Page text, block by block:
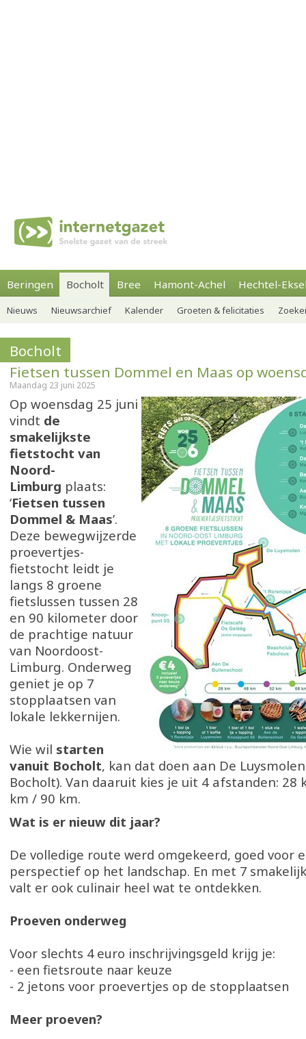
Beringen Bocholt Bree Hamont-Achel Hechtel-
Nieuws Nieuwsarchief Kalender Groeten & felicitaties
Bocholt
Fietsen tussen Dommel en Maas op
Maandag 23 juni 2025
Op woensdag 25 juni
vindt de
smakelijkste
fietstocht van
Noord-
Limburg plaats:
‘Fietsen tussen
Dommel & Maas’.
Deze bewegwijzerde
proevertjes-
fietstocht leidt je
langs 8 groene
fietslussen tussen 28
en 90 kilometer door
de prachtige natuur
van Noordoost-
Limburg. Onderweg
geniet je op 7
stopplaatsen van
lokale lekkernijen.
Wie wil starten
vanuit Bocholt, kan dat doen aan De
Bocholt). Van daaruit kies je uit 4 afstanden: 28
km / 90 km.
Wat is er nieuw dit jaar?
De volledige route werd omgekeerd, goed voor
perspectief op het landschap. En met 7
valt er ook culinair heel wat te ontdekken.
Proeven onderweg
Voor slechts 4 euro inschrijvingsgeld krijg je:
- een fietsroute naar keuze
- 2 jetons voor proevertjes op de stopplaatsen
Meer proeven?